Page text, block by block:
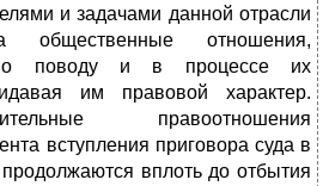
и задачами данной отрасли
общественные отношения,
поводу и в процессе их
им правовой характер.
правоотношения
вступления приговора суда в
вплоть до отбытия